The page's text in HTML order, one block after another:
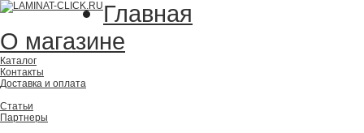
Главная
О магазине
Каталог
Контакты
Доставка и оплата
Статьи
Партнеры